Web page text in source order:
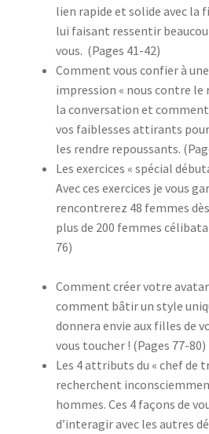
lien rapide et solide avec la
lui faisant ressentir
vous. (Pages 41-42)
Comment vous confier à
impression « nous contre le
la conversation et comment
vos faiblesses attirants
les rendre repoussants.
Les exercices « spécial
Avec ces exercices je vous
rencontrerez 48 femmes dès
plus de 200 femmes
76)
Comment créer votre avatar
comment bâtir un style
donnera envie aux filles de
vous toucher ! (Pages 77-80)
Les 4 attributs du « chef de
recherchent
hommes. Ces 4 façons de
d’interagir avec les autres